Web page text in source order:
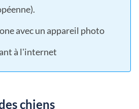
avec un appareil photo
à l'internet
chiens